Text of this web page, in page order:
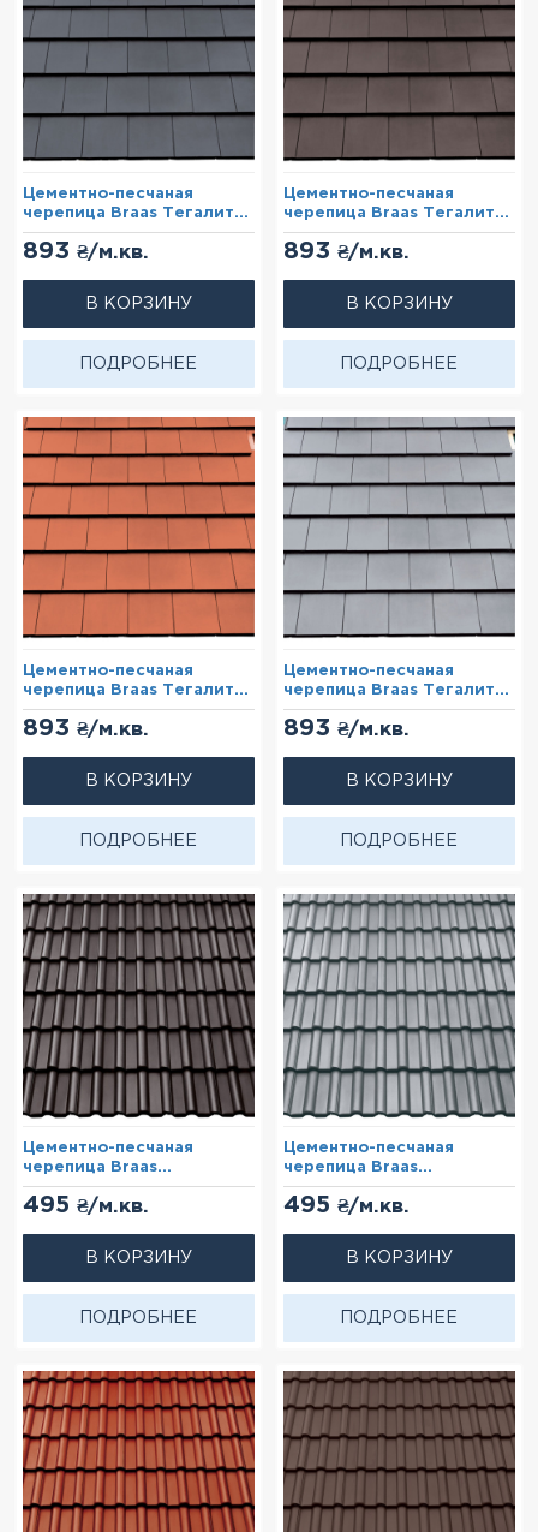
Цементно-песчаная
черепица Braas Тегалит
Графит (Protegon)
893 ₴/м.кв.
В КОРЗИНУ
ПОДРОБНЕЕ
Цементно-песчаная
черепица Braas Тегалит
Коричневый (Protegon)
893 ₴/м.кв.
В КОРЗИНУ
ПОДРОБНЕЕ
Цементно-песчаная
черепица Braas Тегалит
Красный (Protegon)
893 ₴/м.кв.
В КОРЗИНУ
ПОДРОБНЕЕ
Цементно-песчаная
черепица Braas Тегалит
Светло-серый (Protegon)
893 ₴/м.кв.
В КОРЗИНУ
ПОДРОБНЕЕ
Цементно-песчаная
черепица Braas
Франкфурт Графит (Cisar)
495 ₴/м.кв.
В КОРЗИНУ
ПОДРОБНЕЕ
Цементно-песчаная
черепица Braas
Франкфурт Графит
(Lumino)
495 ₴/м.кв.
В КОРЗИНУ
ПОДРОБНЕЕ